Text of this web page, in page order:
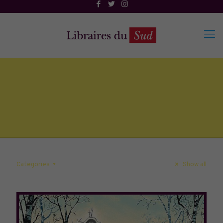
Categories Show all
Page précédente